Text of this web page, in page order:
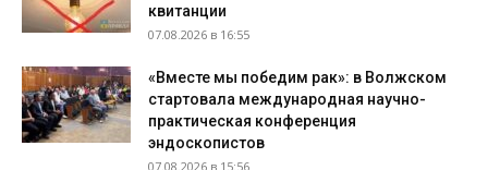
квитанции
07.08.2026 в 16:55
«Вместе мы победим рак»: в Волжском
стартовала международная научно-
практическая конференция
эндоскопистов
07.08.2026 в 15:56